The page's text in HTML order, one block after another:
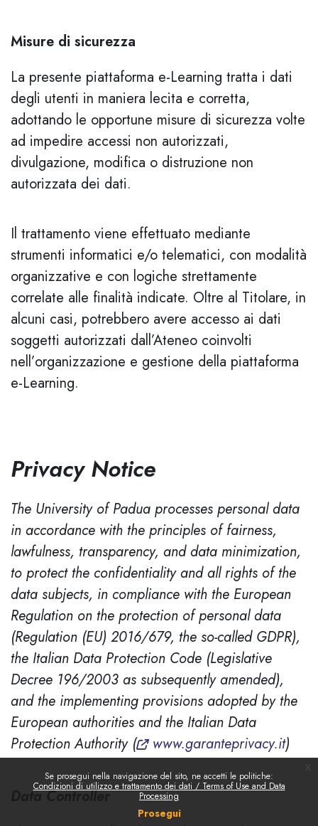
Se prosegui nella navigazione del sito, ne accetti le politiche:
Condizioni di utilizzo e trattamento dei dati / Terms of Use and Data
Processing
Prosegui
Misure di sicurezza
La presente piattaforma e-Learning tratta i dati
degli utenti in maniera lecita e corretta,
adottando le opportune misure di sicurezza volte
ad impedire accessi non autorizzati,
divulgazione, modifica o distruzione non
autorizzata dei dati.
Il trattamento viene effettuato mediante
strumenti informatici e/o telematici, con modalità
organizzative e con logiche strettamente
correlate alle finalità indicate. Oltre al Titolare, in
alcuni casi, potrebbero avere accesso ai dati
soggetti autorizzati dall’Ateneo coinvolti
nell’organizzazione e gestione della piattaforma
e-Learning.
Privacy Notice
The University of Padua processes personal data
in accordance with the principles of fairness,
lawfulness, transparency, and data minimization,
to protect the confidentiality and all rights of the
data subjects, in compliance with the European
Regulation on the protection of personal data
(Regulation (EU) 2016/679, the so-called GDPR),
the Italian Data Protection Code (Legislative
Decree 196/2003 as subsequently amended),
and the implementing provisions adopted by the
European authorities and the Italian Data
Protection Authority (
www.garanteprivacy.it)
Data Controller